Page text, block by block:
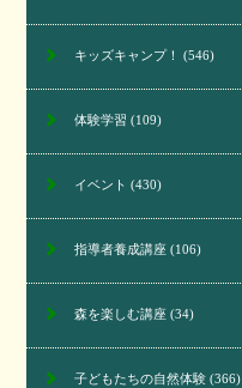
キッズキャンプ！ (546)
体験学習 (109)
イベント (430)
指導者養成講座(106)
森を楽しむ講座(34)
子どもたちの自然体験(366)